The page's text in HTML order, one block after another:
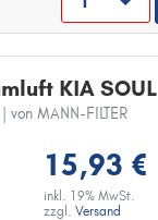
KIA SOUL
| von MANN-FILTER
15,93 €
inkl. 19% MwSt.
zzgl. Versand